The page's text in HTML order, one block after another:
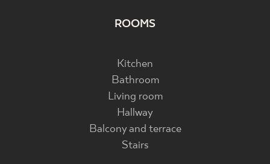
ROOMS
Kitchen
Bathroom
Living room
Hallway
Balcony and terrace
Stairs